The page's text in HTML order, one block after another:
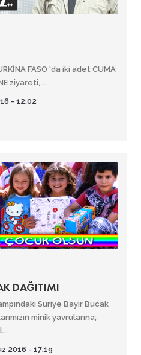
FASO 'da iki adet CUMA
ziyareti,...
- 12:02
DAĞITIMI
Suriye Bayır Bucak
minik yavrularına;
2016 - 17:19